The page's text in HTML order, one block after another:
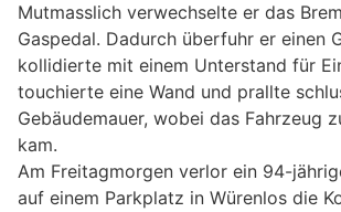
Mutmasslich verwechselte er das
Gaspedal. Dadurch überfuhr er einen
kollidierte mit einem Unterstand für
touchierte eine Wand und prallte
Gebäudemauer, wobei das Fahrzeug
kam.
Am Freitagmorgen verlor ein 94-
auf einem Parkplatz in Würenlos die